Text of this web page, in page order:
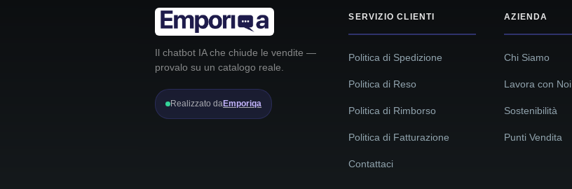
Il chatbot IA che chiude le vendite —
provalo su un catalogo reale.
Realizzato daEmporiqa
SERVIZIO CLIENTI
Politica di Spedizione
Politica di Reso
Politica di Rimborso
Politica di Fatturazione
Contattaci
AZIENDA
Chi Siamo
Lavora con Noi
Sostenibilità
Punti Vendita